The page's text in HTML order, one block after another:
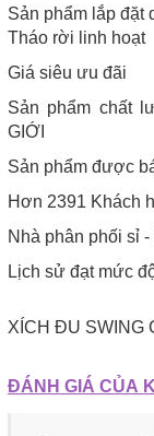
Sản phẩm lắp đặt
Tháo rời linh hoạt
Giá siêu ưu đãi
Sản phẩm chất
GIỚI
Sản phẩm được
Hơn 2391 Khách
Nhà phân phối sỉ
Lịch sử đạt mức
XÍCH ĐU SWING
ĐÁNH GIÁ CỦA